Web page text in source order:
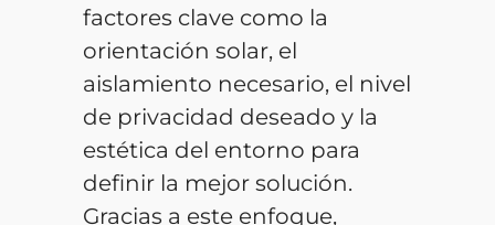
factores clave como la
orientación solar, el
aislamiento necesario, el nivel
de privacidad deseado y la
estética del entorno para
definir la mejor solución.
Gracias a este enfoque,